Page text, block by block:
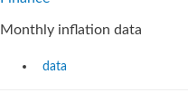
Monthly inflation data
data